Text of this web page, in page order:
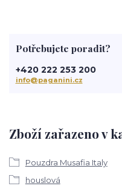
Zboží zařazeno v
Pouzdra Musafia Italy
houslová
Potřebujete poradit?
+420 222 253 200
info@paganini.cz